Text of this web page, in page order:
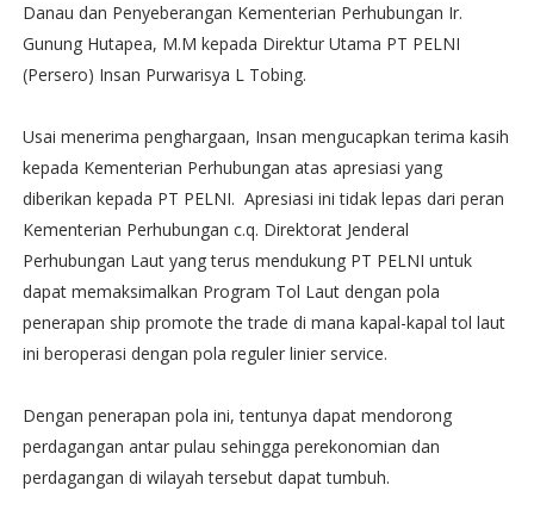
Danau dan Penyeberangan Kementerian Perhubungan Ir.
Gunung Hutapea, M.M kepada Direktur Utama PT PELNI
(Persero) Insan Purwarisya L Tobing.
Usai menerima penghargaan, Insan mengucapkan terima kasih
kepada Kementerian Perhubungan atas apresiasi yang
diberikan kepada PT PELNI. Apresiasi ini tidak lepas dari peran
Kementerian Perhubungan c.q. Direktorat Jenderal
Perhubungan Laut yang terus mendukung PT PELNI untuk
dapat memaksimalkan Program Tol Laut dengan pola
penerapan ship promote the trade di mana kapal-kapal tol laut
ini beroperasi dengan pola reguler linier service.
Dengan penerapan pola ini, tentunya dapat mendorong
perdagangan antar pulau sehingga perekonomian dan
perdagangan di wilayah tersebut dapat tumbuh.